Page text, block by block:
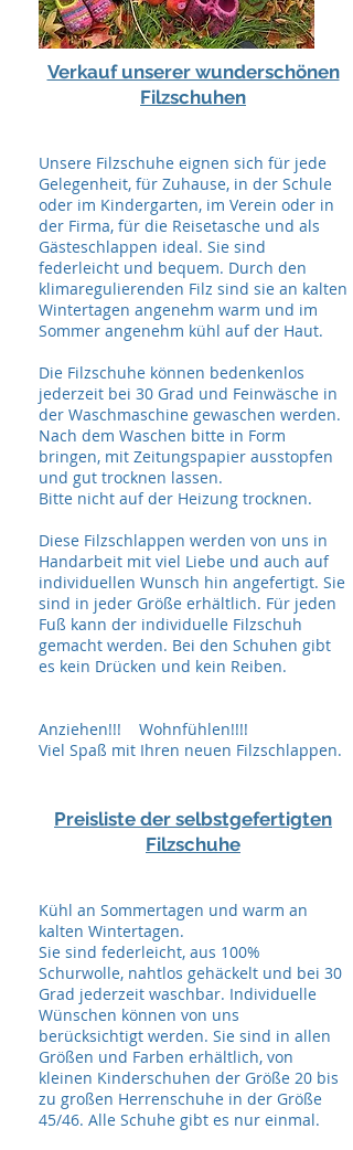
Verkauf unserer wunderschönen
Filzschuhen
Unsere Filzschuhe eignen sich für jede
Gelegenheit, für Zuhause, in der Schule
oder im Kindergarten, im Verein oder in
der Firma, für die Reisetasche und als
Gästeschlappen ideal. Sie sind
federleicht und bequem. Durch den
klimaregulierenden Filz sind sie an kalten
Wintertagen angenehm warm und im
Sommer angenehm kühl auf der Haut.
Die Filzschuhe können bedenkenlos
jederzeit bei 30 Grad und Feinwäsche in
der Waschmaschine gewaschen werden.
Nach dem Waschen bitte in Form
bringen, mit Zeitungspapier ausstopfen
und gut trocknen lassen.
Bitte nicht auf der Heizung trocknen.
Diese Filzschlappen werden von uns in
Handarbeit mit viel Liebe und auch auf
individuellen Wunsch hin angefertigt. Sie
sind in jeder Größe erhältlich. Für jeden
Fuß kann der individuelle Filzschuh
gemacht werden. Bei den Schuhen gibt
es kein Drücken und kein Reiben.
Anziehen!!! Wohnfühlen!!!!
Viel Spaß mit Ihren neuen Filzschlappen.
Preisliste der selbstgefertigten
Filzschuhe
Kühl an Sommertagen und warm an
kalten Wintertagen.
Sie sind federleicht, aus 100%
Schurwolle, nahtlos gehäckelt und bei 30
Grad jederzeit waschbar. Individuelle
Wünschen können von uns
berücksichtigt werden. Sie sind in allen
Größen und Farben erhältlich, von
kleinen Kinderschuhen der Größe 20 bis
zu großen Herrenschuhe in der Größe
45/46. Alle Schuhe gibt es nur einmal.